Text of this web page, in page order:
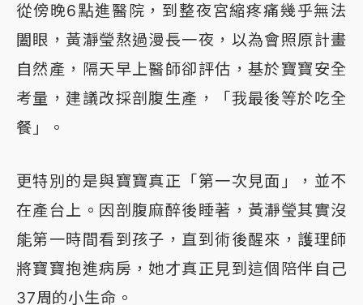
從傍晚6點進醫院，到整夜宮縮疼痛幾乎無法
闔眼，黃瀞瑩熬過漫長一夜，以為會照原計畫
自然產，隔天早上醫師卻評估，基於寶寶安全
考量，建議改採剖腹生產，「我最後等於吃全
餐」。
更特別的是與寶寶真正「第一次見面」，並不
在產台上。因剖腹麻醉後睡著，黃瀞瑩其實沒
能第一時間看到孩子，直到術後醒來，護理師
將寶寶抱進病房，她才真正見到這個陪伴自己
37周的小生命。